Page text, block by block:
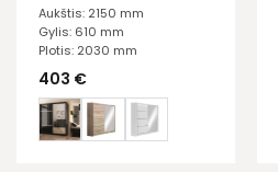
Aukštis: 2150 mm
Gylis: 610 mm
Plotis: 2030 mm
403 €